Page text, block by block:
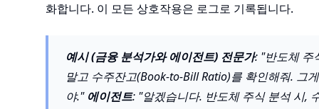
화합니다. 이 모든 상호작용은 로그로 기록됩니다.
예시 (금융 분석가와 에이전트) 전문가: "반도체 주
말고 수주잔고(Book-to-Bill Ratio)를 확인해줘. 그
야." 에이전트: "알겠습니다. 반도체 주식 분석 시,